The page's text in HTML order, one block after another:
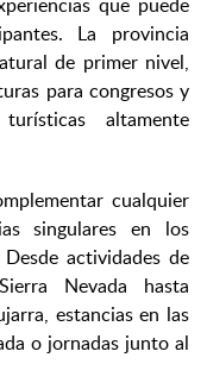
La provincia
de primer nivel,
para congresos y
altamente
cualquier
singulares en los
actividades de
Nevada hasta
estancias en las
o jornadas junto al